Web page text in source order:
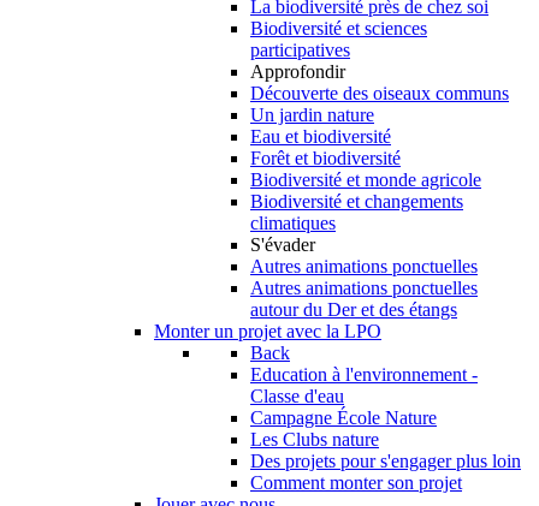
La biodiversité près de chez soi
Biodiversité et sciences
participatives
Approfondir
Découverte des oiseaux communs
Un jardin nature
Eau et biodiversité
Forêt et biodiversité
Biodiversité et monde agricole
Biodiversité et changements
climatiques
S'évader
Autres animations ponctuelles
Autres animations ponctuelles
autour du Der et des étangs
Monter un projet avec la LPO
Back
Education à l'environnement -
Classe d'eau
Campagne École Nature
Les Clubs nature
Des projets pour s'engager plus loin
Comment monter son projet